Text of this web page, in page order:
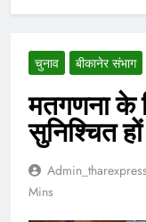
चुनाव बीकानेर संभाग
मतगणना के
सुनिश्चित
Mins